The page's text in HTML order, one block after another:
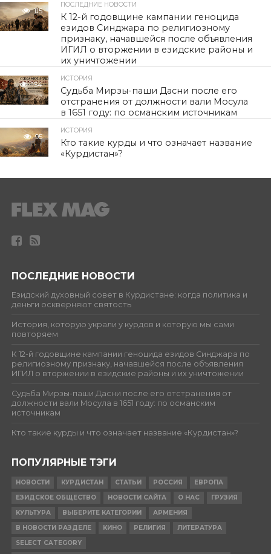
115
ПОСЛЕДНИЕ НОВОСТИ
К 12-й годовщине кампании геноцида
езидов Синджара по религиозному
признаку, начавшейся после объявления
ИГИЛ о вторжении в езидские районы и
их уничтожении
154
ИСТОРИЯ
Судьба Мирзы-паши Дасни после его
отстранения от должности вали Мосула
в 1651 году: по османским источникам
95
ИСТОРИЯ
Кто такие курды и что означает название
«Курдистан»?
ПОСЛЕДНИЕ НОВОСТИ
Езидский духовный совет в Курдистане: когда политика и
деньги оскверняют святость
История, которую украли у курдов и которую мы сами
повторяем
К 12-й годовщине кампании геноцида езидов Синджара по
религиозному признаку, начавшейся после объявления
ИГИЛ о вторжении в езидские районы и их уничтожении
Судьба Мирзы-паши Дасни после его отстранения от
должности вали Мосула в 1651 году: по османским
источникам
Кто такие курды и что означает название «Курдистан»?
ПОПУЛЯРНЫЕ ТЭГИ
НОВОСТИ КУРДИСТАН СТАТЬИ РОССИЯ
ЕВРОПА
ЕЗИДСКОЕ ОБЩЕСТВО
НОВОСТИ САЙТА О НАС
ГРУЗИЯ
КУЛЬТУРА
ВЫБЕРИТЕ КАТЕГОРИИ
АРМЕНИЯ
В НОВОСТИ РАЗДЕЛЕ
КИНО РЕЛИГИЯ
ЛИТЕРАТУРА
SELECT CATEGORY